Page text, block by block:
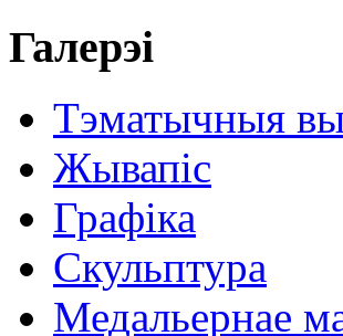
Галерэі
Тэматычныя
Жывапіс
Графіка
Скульптура
Медальернае